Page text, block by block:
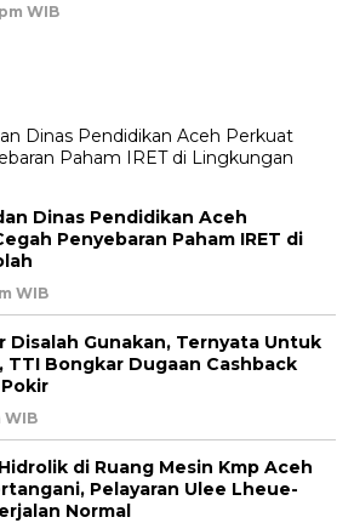
WIB
Dinas Pendidikan Aceh
Penyebaran Paham IRET di
WIB
Disalah Gunakan, Ternyata Untuk
TTI Bongkar Dugaan Cashback
WIB
di Ruang Mesin Kmp Aceh
Pelayaran Ulee Lheue-
Normal